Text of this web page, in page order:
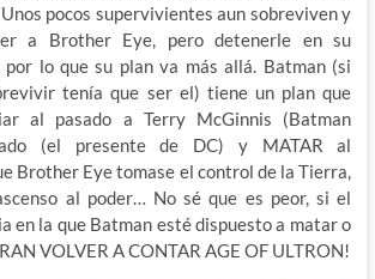
Unos pocos supervivientes aun sobreviven y
a Brother Eye, pero detenerle en su
lo que su plan va más allá. Batman (si
tenía que ser el) tiene un plan que
al pasado a Terry McGinnis (Batman
(el presente de DC) y MATAR al
Brother Eye tomase el control de la Tierra,
al poder… No sé que es peor, si el
en la que Batman esté dispuesto a matar o
VOLVER A CONTAR AGE OF ULTRON!